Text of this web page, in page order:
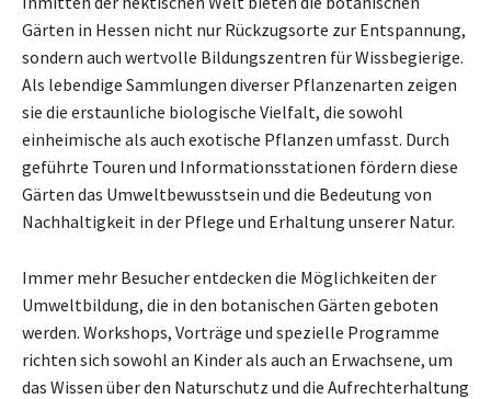
Gärten in Hessen nicht nur Rückzugsorte zur Entspannung,
sondern auch wertvolle Bildungszentren für Wissbegierige.
Als lebendige Sammlungen diverser Pflanzenarten zeigen
sie die erstaunliche biologische Vielfalt, die sowohl
einheimische als auch exotische Pflanzen umfasst. Durch
geführte Touren und Informationsstationen fördern diese
Gärten das Umweltbewusstsein und die Bedeutung von
Nachhaltigkeit in der Pflege und Erhaltung unserer Natur.
Immer mehr Besucher entdecken die Möglichkeiten der
Umweltbildung, die in den botanischen Gärten geboten
werden. Workshops, Vorträge und spezielle Programme
richten sich sowohl an Kinder als auch an Erwachsene, um
das Wissen über den Naturschutz und die Aufrechterhaltung